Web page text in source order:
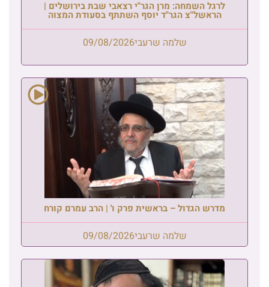
לרגל השמחה: מרן הגר"י רצאבי שבת בירושלים |
הראשל"צ הגר"ד יוסף השתתף בסעודת המצוה
שלמה שרעבי09/08/2026
מדרש הגדול – בראשית פרק ו' | הרב עמרם קורח
שלמה שרעבי09/08/2026